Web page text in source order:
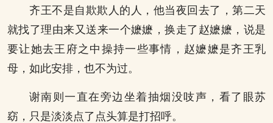
齐王不是自欺欺人的人，他当夜回去了，第二天
就找了理由来又送来一个嬷嬷，换走了赵嬷嬷，说是
要让她去王府之中操持一些事情，赵嬷嬷是齐王乳
母，如此安排，也不为过。
谢南则一直在旁边坐着抽烟没吱声，看了眼苏
窈，只是淡淡点了点头算是打招呼。